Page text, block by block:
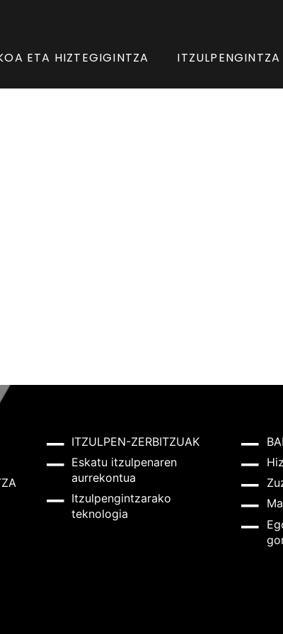
ETA HIZTEGIGINTZA ITZULPENGINTZA
ITZULPEN-ZERBITZUAK
Eskatu itzulpenaren
aurrekontua
Itzulpengintzarako
teknologia